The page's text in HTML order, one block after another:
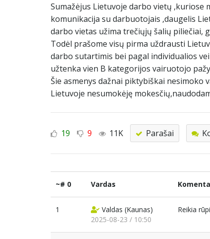
Sumažėjus Lietuvoje darbo vietų
komunikacija su darbuotojais ,daugelis
darbo vietas užima trečiųjų šalių piliečiai,
Todėl prašome visų pirma uždrausti
darbo sutartimis bei pagal individualios
užtenka vien B kategorijos vairuotojo
Šie asmenys dažnai piktybiškai nesimoko
Lietuvoje nesumokėję
19 9 11K Parašai
~# 0 Vardas
1 Valdas (Kaunas)
2025-08-23 / 10:50
Reikia